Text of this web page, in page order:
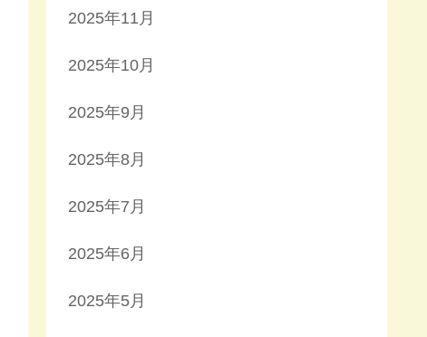
2025年11月
2025年10月
2025年9月
2025年8月
2025年7月
2025年6月
2025年5月